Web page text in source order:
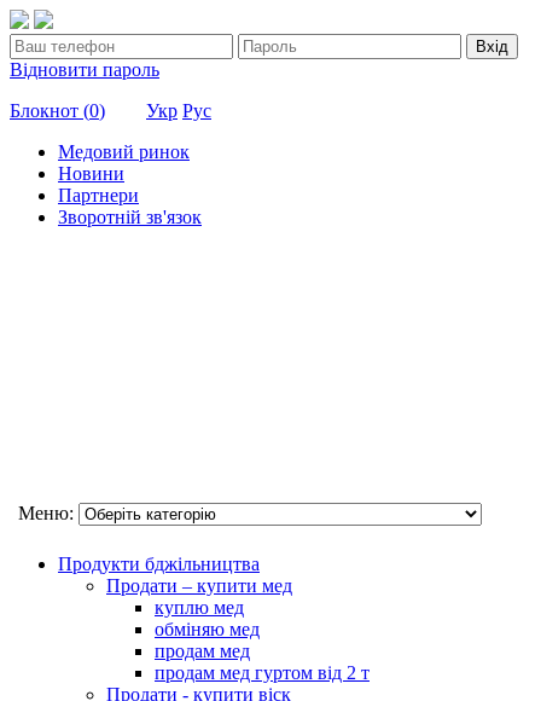
Вхід
Відновити пароль
Блокнот (0) Укр Рус
Медовий ринок
Новини
Партнери
Зворотній зв'язок
Меню:
Продукти бджільництва
Продати – купити мед
куплю мед
обміняю мед
продам мед
продам мед гуртом від 2 т
Продати - купити віск